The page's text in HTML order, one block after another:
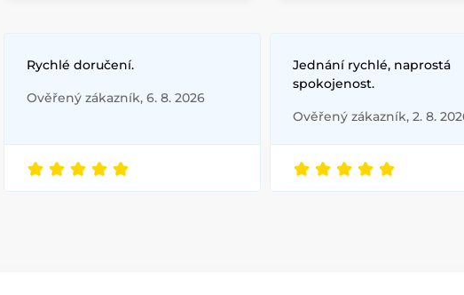
Rychlé doručení.
Ověřený zákazník, 6. 8. 2026
Jednání rychlé, naprostá
spokojenost.
Ověřený zákazník, 2. 8.